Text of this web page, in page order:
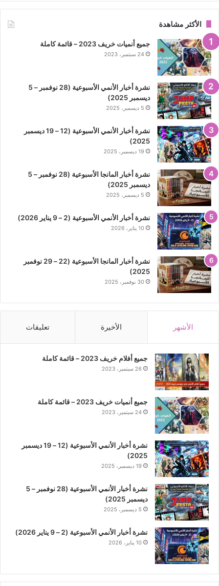
الأكثر مشاهدة
جميع أنميات خريف 2023 – قائمة كاملة
24 سبتمبر، 2023
نشرة أخبار الأنمي الأسبوعية (28 نوفمبر – 5
ديسمبر 2025)
5 ديسمبر، 2025
نشرة أخبار الأنمي الأسبوعية (12 – 19 ديسمبر
2025)
19 ديسمبر، 2025
نشرة أخبار المانجا الأسبوعية (28 نوفمبر – 5
ديسمبر 2025)
5 ديسمبر، 2025
نشرة أخبار الأنمي الأسبوعية (2 – 9 يناير 2026)
10 يناير، 2026
نشرة أخبار المانجا الأسبوعية (22 – 29 نوفمبر
2025)
30 نوفمبر، 2025
الأشهر الأخيرة تعليقات
جميع أفلام خريف 2023 – قائمة كاملة
26 سبتمبر، 2023
جميع أنميات خريف 2023 – قائمة كاملة
24 سبتمبر، 2023
نشرة أخبار الأنمي الأسبوعية (12 – 19 ديسمبر
2025)
19 ديسمبر، 2025
نشرة أخبار الأنمي الأسبوعية (28 نوفمبر – 5
ديسمبر 2025)
5 ديسمبر، 2025
نشرة أخبار الأنمي الأسبوعية (2 – 9 يناير 2026)
10 يناير، 2026